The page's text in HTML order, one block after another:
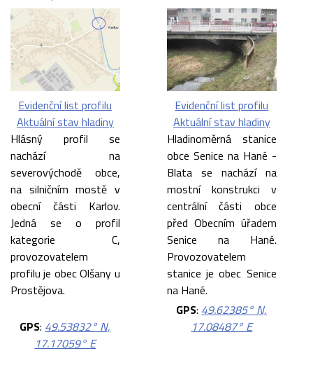
Evidenční list profilu
Aktuální stav hladiny
Hlásný profil se
nachází na
severovýchodě obce,
na silničním mostě v
obecní části Karlov.
Jedná se o profil
kategorie C,
provozovatelem
profilu je obec Olšany u
Prostějova.
GPS: 49.53832° N,
17.17059° E
Evidenční list profilu
Aktuální stav hladiny
Hladinoměrná stanice
obce Senice na Hané -
Blata se nachází na
mostní konstrukci v
centrální části obce
před Obecním úřadem
Senice na Hané.
Provozovatelem
stanice je obec Senice
na Hané.
GPS: 49.62385° N,
17.08487° E